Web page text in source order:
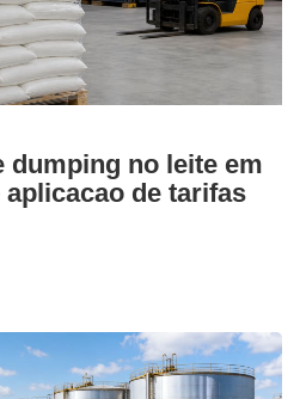
dumping no leite em
de tarifas